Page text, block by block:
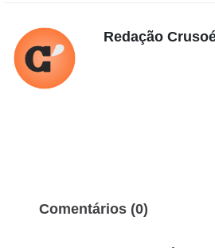
Redação
Comentários (0)